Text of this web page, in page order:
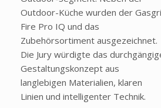
Outdoor-Küche wurden der
Fire Pro IQ und das
Zubehörsortiment ausgezeichnet.
Die Jury würdigte das
Gestaltungskonzept aus
langlebigen Materialien, klaren
Linien und intelligenter Technik.